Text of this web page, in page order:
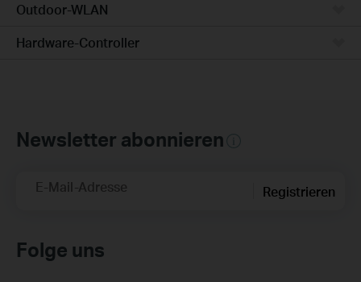
Outdoor-WLAN
Hardware-Controller
Newsletter abonnieren
E-Mail-Adresse Registrieren
Folge uns